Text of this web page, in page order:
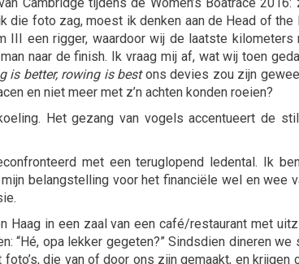
die foto zag, moest ik denken aan de Head of the
III een rigger, waardoor wij de laatste kilometers
naar de finish. Ik vraag mij af, wat wij toen
is better, rowing is bestons devies zou zijn
en niet meer met z’n achten konden roeien?
Het gezang van vogels accentueert de
met een teruglopend ledental. Ik
belangstelling voor het financiële wel en wee
Haag in een zaal van een café/restaurant met
“Hé, opa lekker gegeten?” Sindsdien dineren we
die van of door ons zijn gemaakt, en krijgen